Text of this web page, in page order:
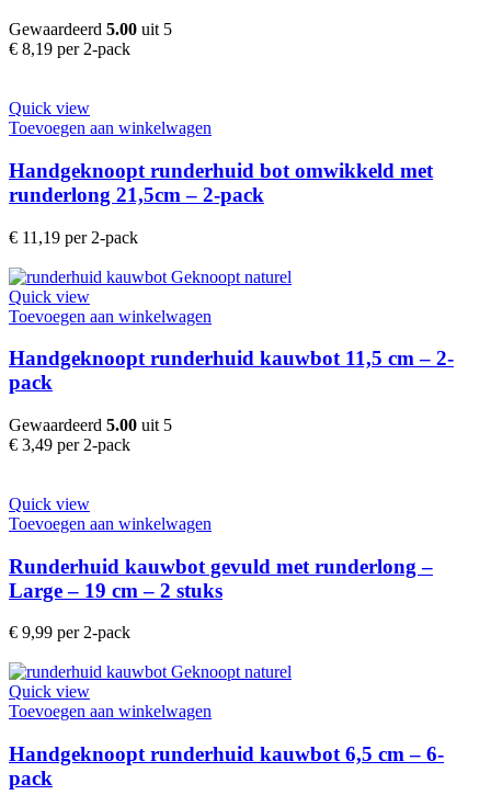
Gewaardeerd 5.00 uit 5
€ 8,19 per 2-pack
Quick view
Toevoegen aan winkelwagen
Handgeknoopt runderhuid bot omwikkeld met
runderlong 21,5cm – 2-pack
€ 11,19 per 2-pack
Quick view
Toevoegen aan winkelwagen
Handgeknoopt runderhuid kauwbot 11,5 cm – 2-
pack
Gewaardeerd 5.00 uit 5
€ 3,49 per 2-pack
Quick view
Toevoegen aan winkelwagen
Runderhuid kauwbot gevuld met runderlong –
Large – 19 cm – 2 stuks
€ 9,99 per 2-pack
Quick view
Toevoegen aan winkelwagen
Handgeknoopt runderhuid kauwbot 6,5 cm – 6-
pack